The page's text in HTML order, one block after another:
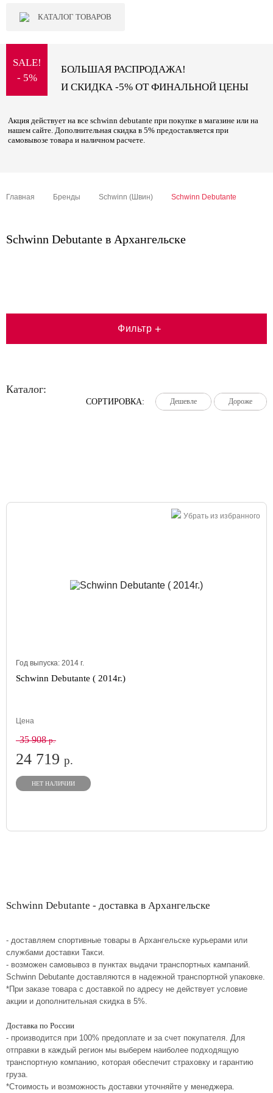
КАТАЛОГ ТОВАРОВ
SALE!
- 5%
БОЛЬШАЯ РАСПРОДАЖА!
И СКИДКА -5% ОТ ФИНАЛЬНОЙ ЦЕНЫ
Акция действует на все schwinn debutante при покупке в магазине или на
нашем сайте. Дополнительная скидка в 5% предоставляется при
самовывозе товара и наличном расчете.
Главная Бренды Schwinn (Швин) Schwinn Debutante
Schwinn Debutante в Архангельске
Фильтр +
Каталог:
СОРТИРОВКА: Дешевле
Дешевле
Дешевле Дороже
Дороже
Дороже
Убрать из избранного
Год выпуска: 2014 г.
Schwinn Debutante ( 2014г.)
Цена
35 908р.
24 719 р.
НЕТ НАЛИЧИИ
Schwinn Debutante - доставка в Архангельске
- доставляем спортивные товары в Архангельске курьерами или
службами доставки Такси.
- возможен самовывоз в пунктах выдачи транспортных кампаний.
Schwinn Debutante доставляются в надежной транспортной упаковке.
*При заказе товара с доставкой по адресу не действует условие
акции и дополнительная скидка в 5%.
Доставка по России
- производится при 100% предоплате и за счет покупателя. Для
отправки в каждый регион мы выберем наиболее подходящую
транспортную компанию, которая обеспечит страховку и гарантию
груза.
*Стоимость и возможность доставки уточняйте у менеджера.